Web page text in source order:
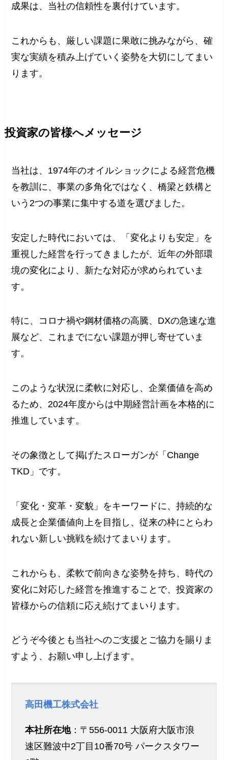
成果は、当社の信頼性を裏付けています。
これからも、厳しい課題に果敢に挑みながら、確
実な実績を積み上げていく姿勢を大切にしてまい
ります。
投資家の皆様へメッセージ
当社は、1974年のオイルショックによる経営危機
を教訓に、事業の多角化ではなく、橋梁と鉄構と
いう2つの事業に集中する道を選びました。
安定した時代においては、「変化よりも安定」を
重視した経営を行ってきましたが、近年の外部環
境の変化により、新たな対応が求められていま
す。
特に、コロナ禍や鋼材価格の高騰、DXの急速な進
展など、これまでにない課題が押し寄せていま
す。
このような状況に柔軟に対応し、企業価値を高め
るため、2024年度からは中期経営計画を本格的に
推進しています。
その象徴として掲げたスローガンが「Change
TKD」です。
「変化・変革・変貌」をキーワードに、持続的な
成長と企業価値向上を目指し、従来の枠にとらわ
れない新しい挑戦を続けてまいります。
これからも、柔軟で前向きな姿勢を持ち、時代の
変化に対応した経営を推進することで、投資家の
皆様からの信頼に応え続けてまいります。
どうぞ今後とも当社へのご支援とご協力を賜りま
すよう、お願い申し上げます。
高田機工株式会社
本社所在地：〒556-0011 大阪府大阪市浪
速区難波中2丁目10番70号 パークスタワー